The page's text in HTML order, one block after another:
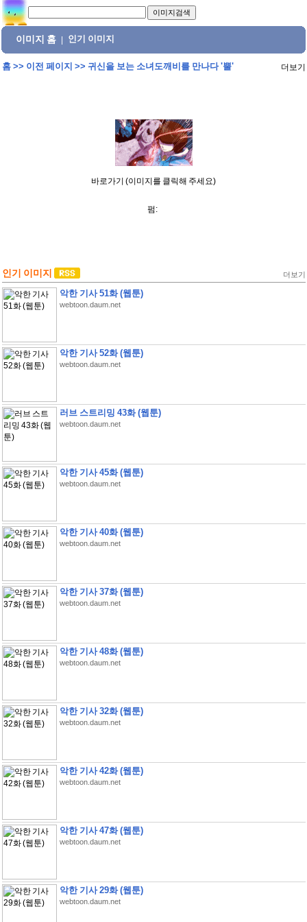
이미지 홈 인기 이미지
홈>> 이전 페이지 >> 귀신을 보는 소녀도깨비를 만나다 '뿔' 더보기
바로가기 (이미지를 클릭해 주세요)
펌:
인기 이미지 더보기
악한 기사 51화 (웹툰)
webtoon.daum.net
악한 기사 52화 (웹툰)
webtoon.daum.net
러브 스트리밍 43화 (웹툰)
webtoon.daum.net
악한 기사 45화 (웹툰)
webtoon.daum.net
악한 기사 40화 (웹툰)
webtoon.daum.net
악한 기사 37화 (웹툰)
webtoon.daum.net
악한 기사 48화 (웹툰)
webtoon.daum.net
악한 기사 32화 (웹툰)
webtoon.daum.net
악한 기사 42화 (웹툰)
webtoon.daum.net
악한 기사 47화 (웹툰)
webtoon.daum.net
악한 기사 29화 (웹툰)
webtoon.daum.net